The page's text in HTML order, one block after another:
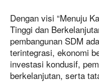
Dengan visi “Menuju
Tinggi dan
pembangunan SDM
terintegrasi, ekonomi
investasi kondusif,
berkelanjutan, serta